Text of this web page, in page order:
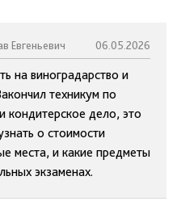
Евгеньевич 06.05.2026
на виноградарство и
техникум по
кондитерское дело, это
о стоимости
места, и какие предметы
экзаменах.